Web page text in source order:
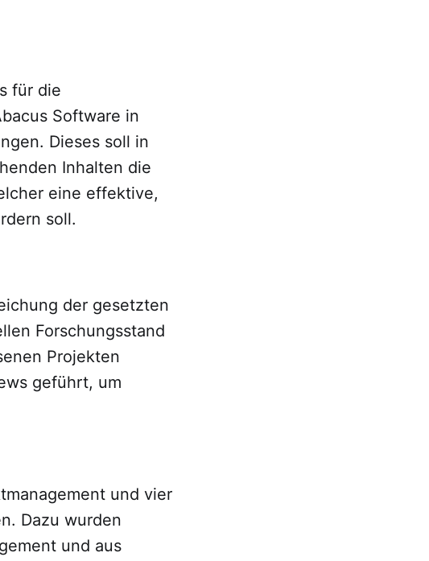
für die
Software in
Dieses soll in
Inhalten die
eine effektive,
soll.
der gesetzten
Forschungsstand
Projekten
geführt, um
und vier
Dazu wurden
und aus